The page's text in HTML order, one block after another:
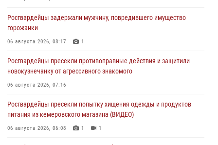
Росгвардейцы задержали мужчину, повредившего имущество
горожанки
06 августа 2026, 08:17 1
Росгвардейцы пресекли противоправные действия и защитили
новокузнечанку от агрессивного знакомого
06 августа 2026, 07:16
Росгвардейцы пресекли попытку хищения одежды и продуктов
питания из кемеровского магазина (ВИДЕО)
06 августа 2026, 06:08 1 1